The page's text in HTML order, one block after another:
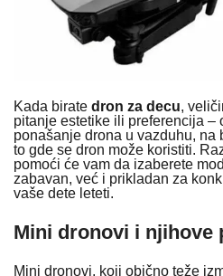
Kada birate dron za decu,
pitanje estetike ili preferencija –
ponašanje drona u vazduhu, na
to gde se dron može koristiti.
pomoći će vam da izaberete
zabavan, već i prikladan za
vaše dete leteti.
Mini dronovi i njihove
Mini dronovi, koji obično teže